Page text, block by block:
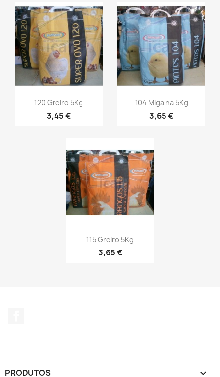
120 Greiro 5Kg
3,45 €
104 Migalha 5Kg
3,65 €
115 Greiro 5Kg
3,65 €
PRODUTOS 